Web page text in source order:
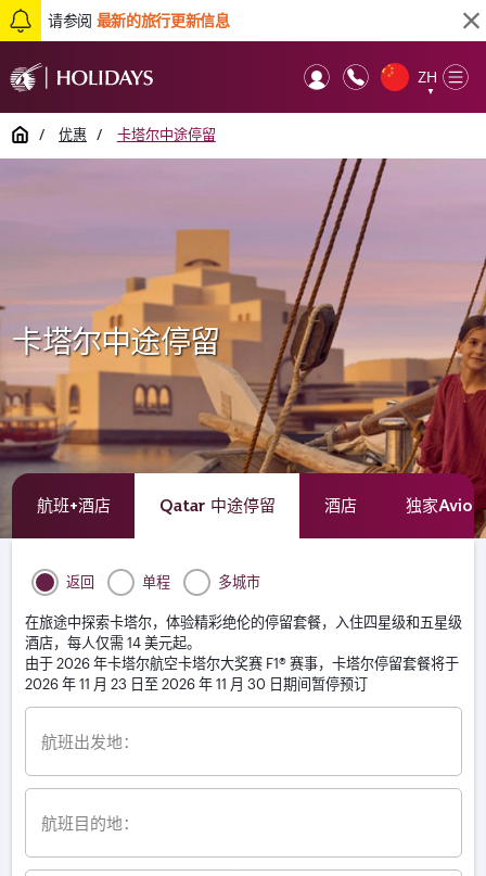
请参阅 最新的旅行更新信息
ZH
▼
Home / 优惠 / 卡塔尔中途停留
卡塔尔中途停留
航班+酒店 Qatar 中途停留 酒店 独家Avios
返回 单程 多城市
在旅途中探索卡塔尔，体验精彩绝伦的停留套餐，入住四星级和五星级
酒店，每人仅需 14 美元起。
由于 2026 年卡塔尔航空卡塔尔大奖赛 F1® 赛事，卡塔尔停留套餐将于
2026 年 11 月 23 日至 2026 年 11 月 30 日期间暂停预订
航班出发地：
航班目的地：